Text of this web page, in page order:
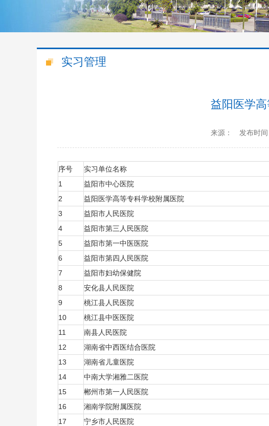
实习管理
益阳医学
来源： 发布时
序号 实习单位名称
1
益阳市中心医院
2
益阳医学高等专科学校附属医院
3
益阳市人民医院
4
益阳市第三人民医院
5
益阳市第一中医医院
6
益阳市第四人民医院
7
益阳市妇幼保健院
8
安化县人民医院
9
桃江县人民医院
10
桃江县中医医院
11
南县人民医院
12
湖南省中西医结合医院
13
湖南省儿童医院
14
中南大学湘雅二医院
15
郴州市第一人民医院
16
湘南学院附属医院
17
宁乡市人民医院